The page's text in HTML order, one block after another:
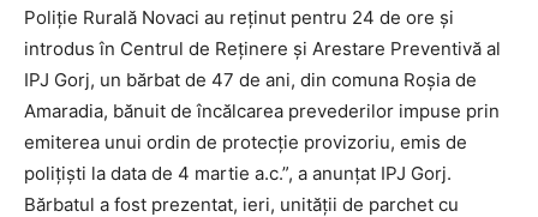
Poliţie Rurală Novaci au reținut pentru 24 de ore și
introdus în Centrul de Reținere și Arestare Preventivă al
IPJ Gorj, un bărbat de 47 de ani, din comuna Roșia de
Amaradia, bănuit de încălcarea prevederilor impuse prin
emiterea unui ordin de protecție provizoriu, emis de
polițiști la data de 4 martie a.c.”, a anunțat IPJ Gorj.
Bărbatul a fost prezentat, ieri, unităţii de parchet cu